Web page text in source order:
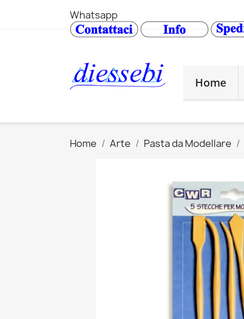
Whatsapp
Home
Home Arte Pasta da Modellare